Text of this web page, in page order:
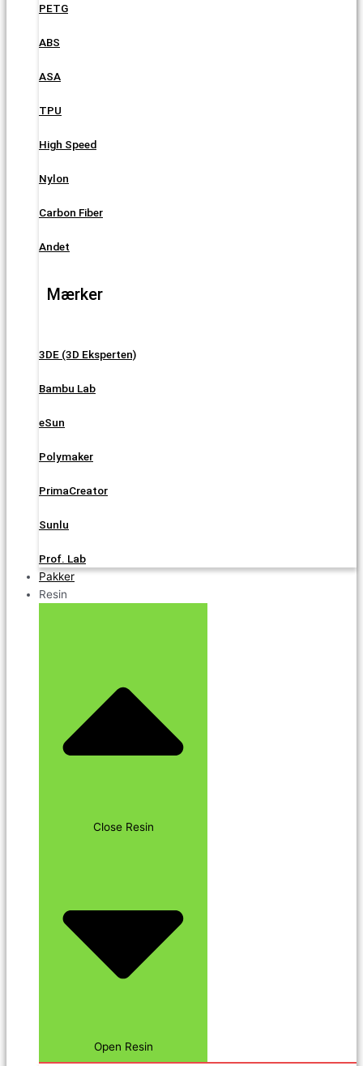
PETG
ABS
ASA
TPU
High Speed
Nylon
Carbon Fiber
Andet
Mærker
3DE (3D Eksperten)
Bambu Lab
eSun
Polymaker
PrimaCreator
Sunlu
Prof. Lab
Pakker
Resin
Close Resin
Open Resin